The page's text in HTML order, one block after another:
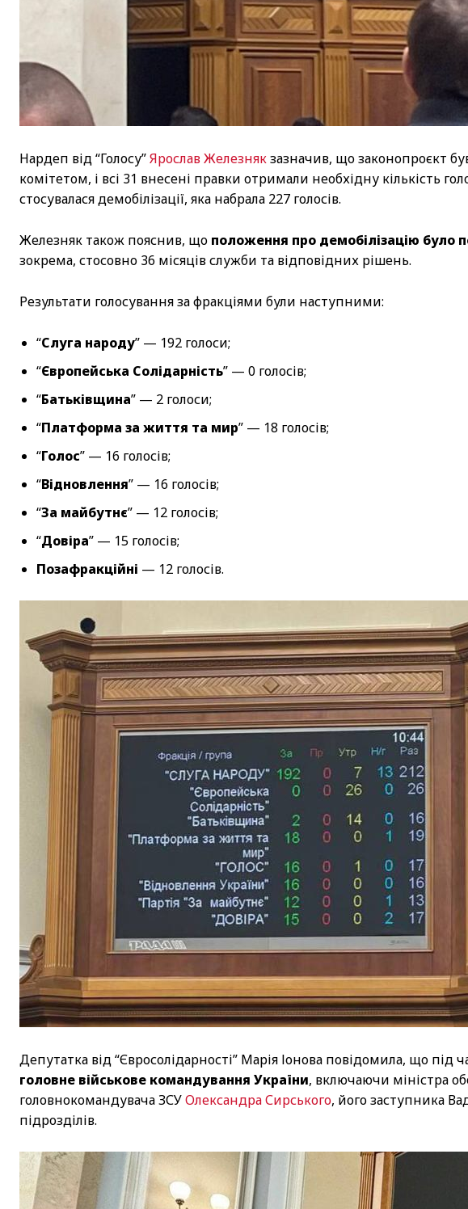
Нардеп від “Голосу”Ярослав Железнякзазначив, що законопроєкт
комітетом, і всі 31 внесені правки отримали необхідну кількість
стосувалася демобілізації, яка набрала 227 голосів.
Железняк також пояснив, що положення про демобілізацію було
зокрема, стосовно 36 місяців служби та відповідних рішень.
Результати голосування за фракціями були наступними:
“Слуга народу” — 192 голоси;
“Європейська Солідарність” — 0 голосів;
“Батьківщина” — 2 голоси;
“Платформа за життя та мир” — 18 голосів;
“Голос” — 16 голосів;
“Відновлення” — 16 голосів;
“За майбутнє” — 12 голосів;
“Довіра” — 15 голосів;
Позафракційні — 12 голосів.
Депутатка від “Євросолідарності” Марія Іонова повідомила, що під
головне військове командування України, включаючи міністра
головнокомандувача ЗСУОлександра Сирського, його заступника
підрозділів.